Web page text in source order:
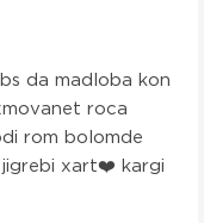
da madloba kon
roca
rom bolomde
jigrebi xart❤️ kargi